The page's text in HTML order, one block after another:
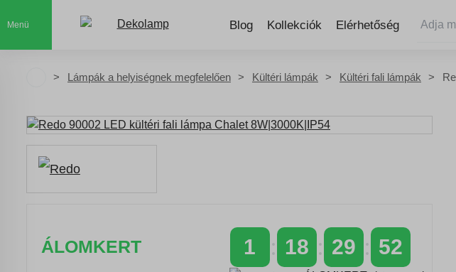
Menü Blog Kollekciók Elérhetőség
Lámpák a helyiségnek megfelelően Kültéri lámpák Kültéri fali lámpák
ÁLOMKERT 1 18 29 51